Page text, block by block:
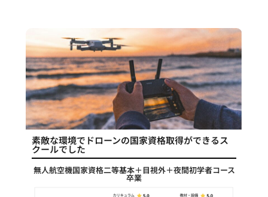
素敵な環境でドローンの国家資格取得ができるス
クールでした
無人航空機国家資格二等基本＋目視外＋夜間初学者コース
卒業